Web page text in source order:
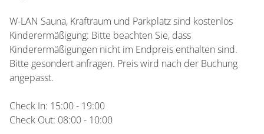
W-LAN Sauna, Kraftraum und Parkplatz sind kostenlos
Kinderermäßigung: Bitte beachten Sie, dass
Kinderermäßigungen nicht im Endpreis enthalten sind.
Bitte gesondert anfragen. Preis wird nach der Buchung
angepasst.
Check In: 15:00 - 19:00
Check Out: 08:00 - 10:00